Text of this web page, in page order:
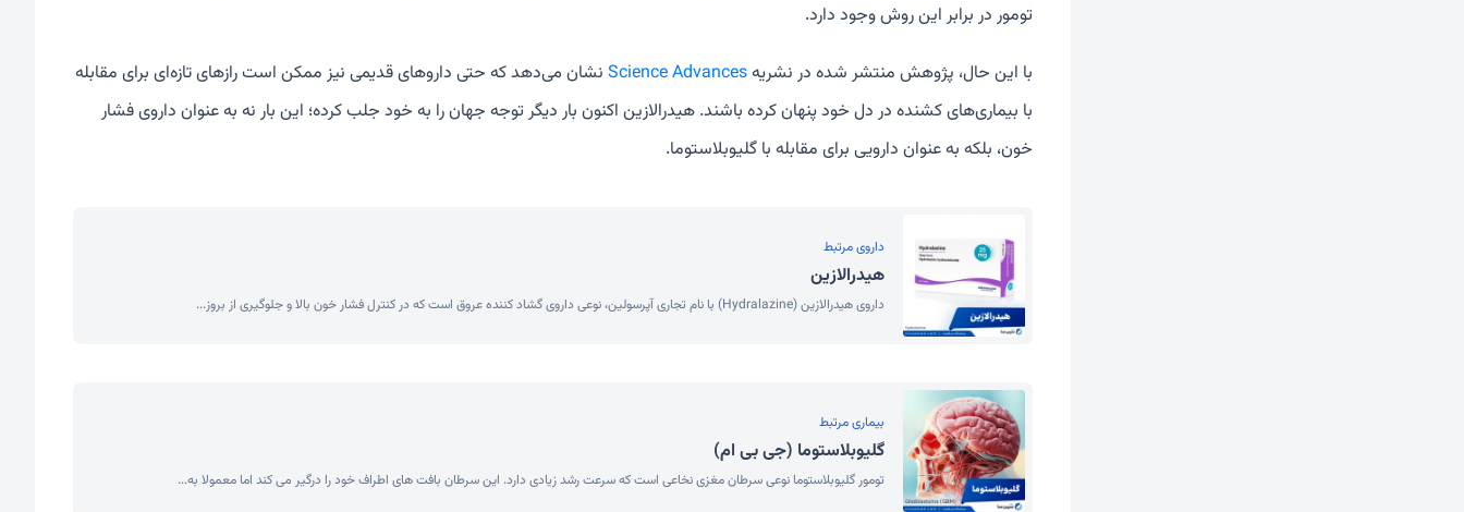
تومور در برابر این روش وجود دارد.
با این حال، پژوهش منتشر شده در نشریهScience Advancesنشان می‌دهد که حتی داروهای قدیمی نیز ممکن است رازهای تازه‌ای برای مقابله
با بیماری‌های کشنده در دل خود پنهان کرده باشند. هیدرالازین اکنون بار دیگر توجه جهان را به خود جلب کرده؛ این بار نه به عنوان داروی فشار
خون، بلکه به عنوان دارویی برای مقابله با گلیوبلاستوما.
داروی مرتبط
هیدرالازین
داروی هیدرالازین (Hydralazine) با نام تجاری آپرسولین، نوعی داروی گشاد کننده عروق است که در کنترل فشار خون بالا و جلوگیری از بروز...
بیماری مرتبط
گلیوبلاستوما (جی بی ام)
تومور گلیوبلاستوما نوعی سرطان مغزی نخاعی است که سرعت رشد زیادی دارد. این سرطان بافت های اطراف خود را درگیر می کند اما معمولا به...